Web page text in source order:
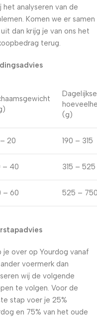
het analyseren van de
Komen we er samen
dan krijg je van ons het
terug.
Dagelijkse
(g)
20 190 – 315
– 40 315 – 525
– 60 525 –
je over op Yourdog vanaf
voermerk dan
wij de volgende
te volgen. Voor de
stap voer je 25%
en 75% van het oude